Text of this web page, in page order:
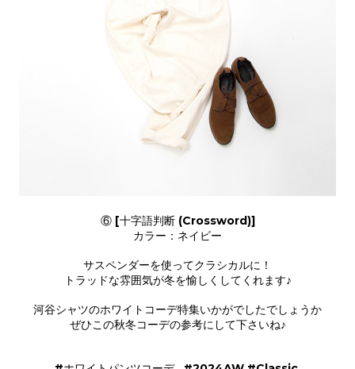
⑥ [十字語判断 (Crossword)]
カラー：ネイビー
サスペンダーを使ってクラシカルに！
トラッドな雰囲気が冬を愉しくしてくれます♪
河谷シャツのホワイトコーデ特集いかがでしたでしょうか
ぜひこの秋冬コーデの参考にして下さいね♪